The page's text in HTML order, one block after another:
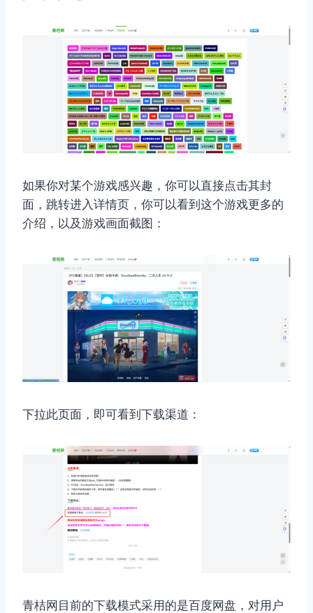
如果你对某个游戏感兴趣，你可以直接点击其封
面，跳转进入详情页，你可以看到这个游戏更多的
介绍，以及游戏画面截图：
下拉此页面，即可看到下载渠道：
青桔网目前的下载模式采用的是百度网盘，对用户